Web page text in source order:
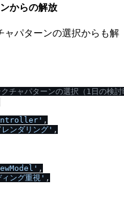
からの解放
ャパターンの選択からも解
チャパターンの選択（1日の検討
,
ンダリング' ,
,
ング重視' ,